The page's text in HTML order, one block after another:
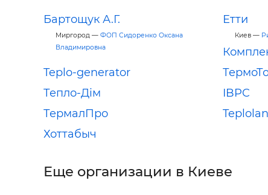
Бартощук А.Г.
Миргород — ФОП Сидоренко Оксана
Владимировна
Етти
Киев —
Teplo-generator
Тепло-Дім
IBPC
ТермалПро
Хоттабыч
Еще организации в Киеве